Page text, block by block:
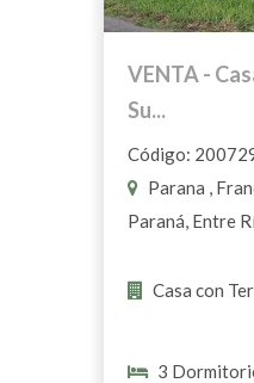
VENTA -
Su...
Código:
Parana ,
Paraná, Entre
Casa con
3